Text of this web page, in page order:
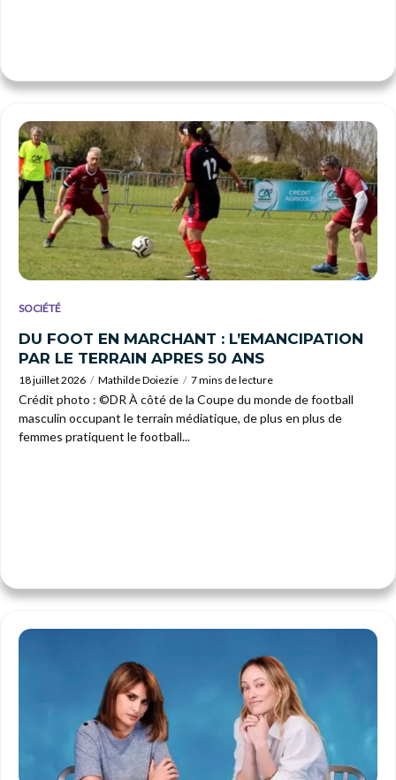
SOCIÉTÉ
DU FOOT EN MARCHANT : L’EMANCIPATION
PAR LE TERRAIN APRES 50 ANS
18 juillet 2026 Mathilde Doiezie 7 mins de lecture
Crédit photo : ©DR À côté de la Coupe du monde de football
masculin occupant le terrain médiatique, de plus en plus de
femmes pratiquent le football...